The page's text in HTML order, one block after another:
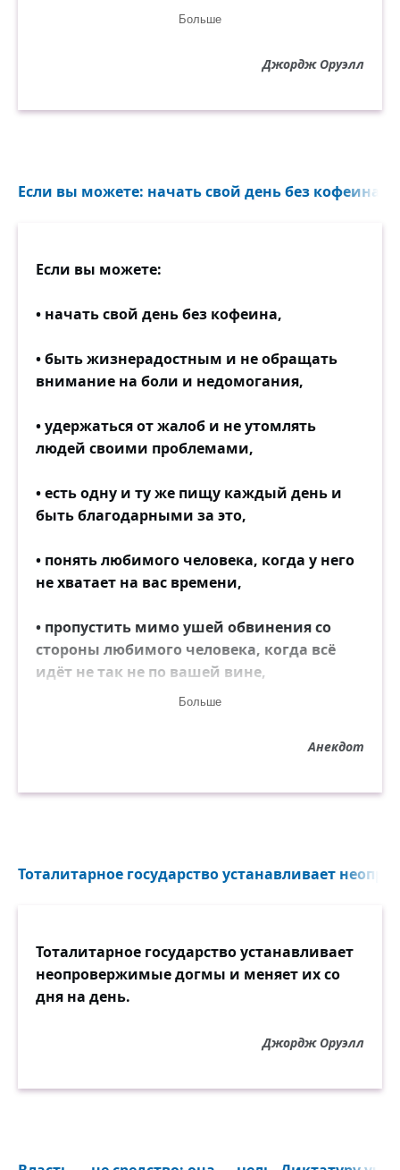
чему не ведёт, ибо из-за отсутствия общих
Больше
Джордж Оруэлл
Если вы можете: начать свой день без кофеина,
Если вы можете:
• начать свой день без кофеина,
• быть жизнерадостным и не обращать
внимание на боли и недомогания,
• удержаться от жалоб и не утомлять
людей своими проблемами,
• есть одну и ту же пищу каждый день и
быть благодарными за это,
• понять любимого человека, когда у него
не хватает на вас времени,
• пропустить мимо ушей обвинения со
стороны любимого человека, когда всё
идёт не так не по вашей вине,
• бороться со стрессом без лекарств,
• заснуть без таблеток,
• искренне сказать, что у вас нет
религиозных убеждений, сексуальной
Больше
Анекдот
Тоталитарное государство устанавливает
Тоталитарное государство устанавливает
неопровержимые догмы и меняет их со
дня на день.
Джордж Оруэлл